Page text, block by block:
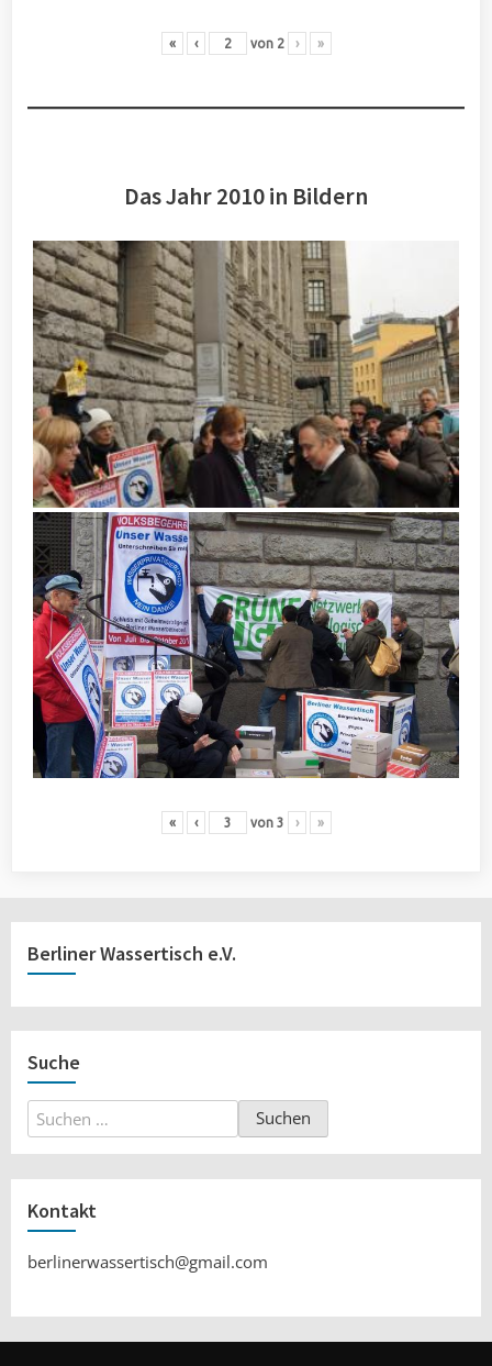
« ‹ von 2 › »
Das Jahr 2010 in Bildern
« ‹ von 3 › »
Berliner Wassertisch e.V.
Suche
Suchen
nach:
Kontakt
berlinerwassertisch@gmail.com